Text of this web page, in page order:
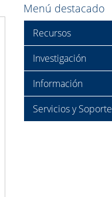
Menú destacado
Recursos
Investigación
Información
Servicios y Soporte